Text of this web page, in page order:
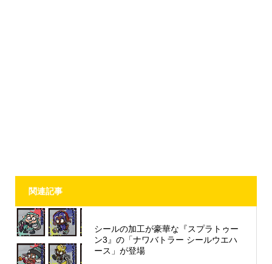
関連記事
シールの加工が豪華な『スプラトゥー
ン3』の「ナワバトラー シールウエハ
ース」が登場